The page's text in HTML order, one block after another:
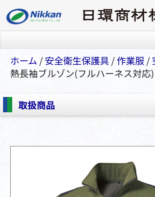
ホーム /安全衛⽣保護具 /作業服 /
熱長袖ブルゾン(フルハーネス対応)
取扱商品